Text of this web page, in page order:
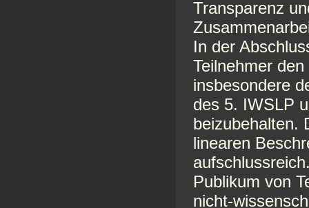
Transparenz
In der
Teilnehmer
insbesondere
des 5. IWSLP
beizubehalten.
linearen
Publikum von
nicht-